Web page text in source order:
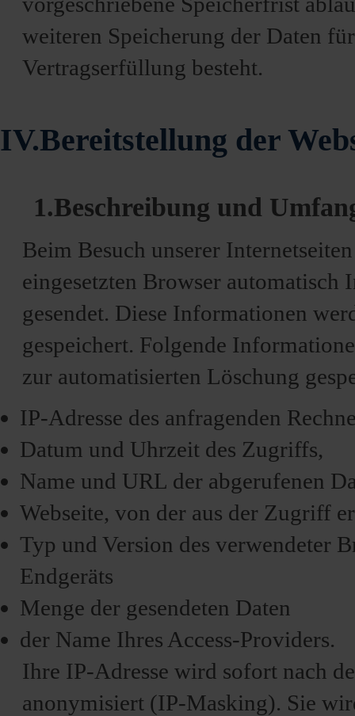
weiteren Speicherung der Daten
Vertragserfüllung besteht.
IV.Bereitstellung der
1.Beschreibung und
Beim Besuch unserer
eingesetzten Browser automatisch
gesendet. Diese Informationen
gespeichert. Folgende
zur automatisierten Löschung
IP-Adresse des anfragenden
Datum und Uhrzeit des Zugriffs,
Name und URL der abgerufenen
Webseite, von der aus der Zugriff
Typ und Version des verwendeter
Endgeräts
Menge der gesendeten Daten
der Name Ihres Access-Providers.
Ihre IP-Adresse wird sofort nach
anonymisiert (IP-Masking). Sie